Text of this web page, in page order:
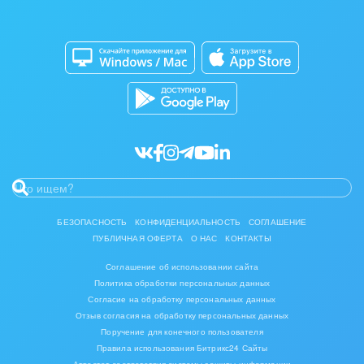
Инвестиционный бизнес
Интерьер, дизайн, декор
Консалтинговые и управленческие услуги
Мебель, лес, деревообработка
Медицина и фармацевтика
Металлургия
Кибербезопасность
Битрикс24 Маркет
Разработчикам приложений
БЕЗОПАСНОСТЬ КОНФИДЕНЦИАЛЬНОСТЬ
СОГЛАШЕНИЕ
ПУБЛИЧНАЯ ОФЕРТА
О НАС КОНТАКТЫ
Соглашение об использовании сайта
Политика обработки персональных данных
Согласие на обработку персональных данных
Отзыв согласия на обработку персональных данных
Поручение для конечного пользователя
Правила использования Битрикс24 Сайты